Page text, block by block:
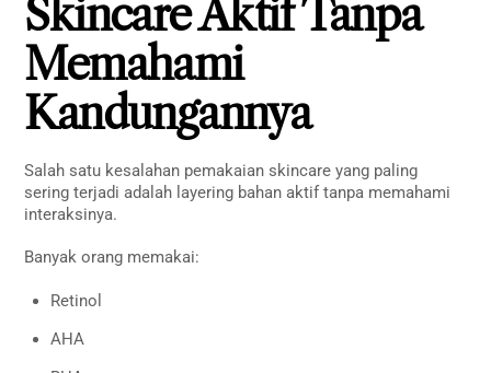
Skincare Aktif Tanpa
Memahami
Kandungannya
Salah satu kesalahan pemakaian skincare yang paling
sering terjadi adalah layering bahan aktif tanpa memahami
interaksinya.
Banyak orang memakai:
Retinol
AHA